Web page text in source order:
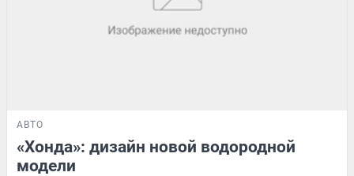
АВТО
«Хонда»: дизайн новой водородной
модели